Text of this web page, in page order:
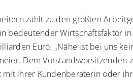
zählt zu den größten
bedeutender Wirtschaftsfaktor in
Euro. „Nähe ist bei uns
Dem Vorstandsvorsitzenden
ihrer Kundenberaterin oder